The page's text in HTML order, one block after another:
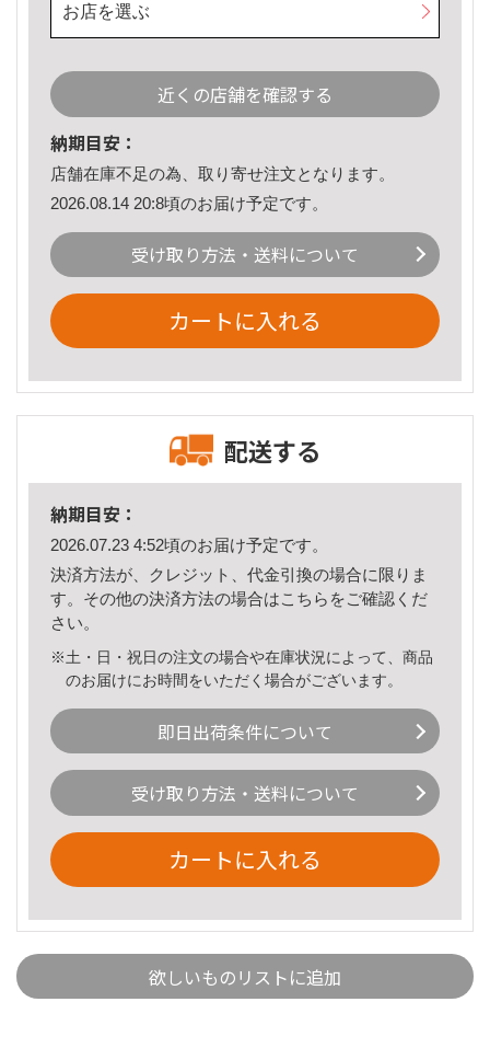
お店を選ぶ
近くの店舗を確認する
納期目安：
店舗在庫不足の為、取り寄せ注文となります。
2026.08.14 20:8頃のお届け予定です。
受け取り方法・送料について
カートに入れる
配送する
納期目安：
2026.07.23 4:52頃のお届け予定です。
決済方法が、クレジット、代金引換の場合に限りま
す。その他の決済方法の場合はこちら をご確認くだ
さい。
※土・日・祝日の注文の場合や在庫状況によって、商品
のお届けにお時間をいただく場合がございます。
即日出荷条件について
受け取り方法・送料について
カートに入れる
欲しいものリストに追加